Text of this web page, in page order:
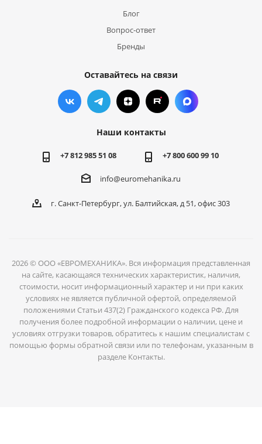
Блог
Вопрос-ответ
Бренды
Оставайтесь на связи
Наши контакты
+7 812 985 51 08 +7 800 600 99 10
info@euromehanika.ru
г. Санкт-Петербург, ул. Балтийская, д 51, офис 303
2026 © ООО «ЕВРОМЕХАНИКА». Вся информация представленная
на сайте, касающаяся технических характеристик, наличия,
стоимости, носит информационный характер и ни при каких
условиях не является публичной офертой, определяемой
положениями Статьи 437(2) Гражданского кодекса РФ. Для
получения более подробной информации о наличии, цене и
условиях отгрузки товаров, обратитесь к нашим специалистам с
помощью формы обратной связи или по телефонам, указанным в
разделе Контакты.